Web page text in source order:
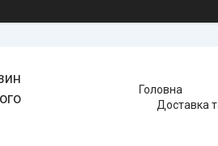
Головна
Доставка